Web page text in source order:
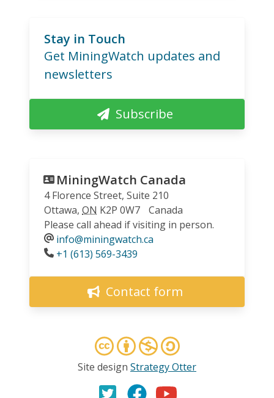
Stay in Touch
Get MiningWatch updates and
newsletters
Subscribe
MiningWatch Canada
4 Florence Street, Suite 210
Ottawa, ON K2P 0W7
Canada
Please call ahead if visiting in person.
info@miningwatch.ca
Phone
+1 (613) 569-3439
Contact form
Site design Strategy Otter